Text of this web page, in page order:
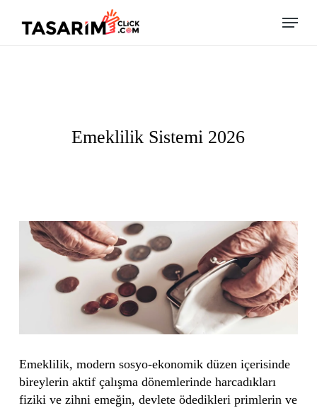
Menu
Emeklilik Sistemi 2026
Emeklilik, modern sosyo-ekonomik düzen içerisinde
bireylerin aktif çalışma dönemlerinde harcadıkları
fiziki ve zihni emeğin, devlete ödedikleri primlerin ve